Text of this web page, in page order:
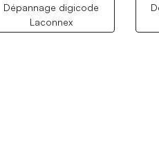
Dépannage digicode
Laconnex